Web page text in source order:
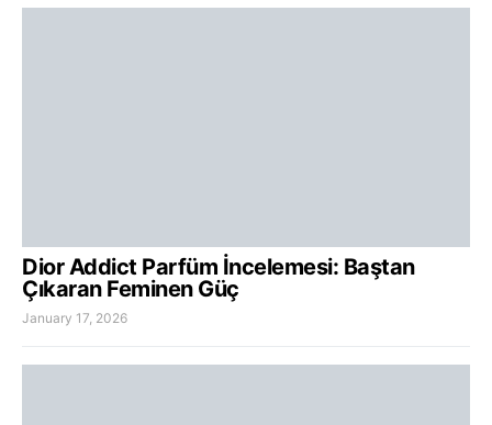
Dior Addict Parfüm İncelemesi: Baştan
Çıkaran Feminen Güç
January 17, 2026